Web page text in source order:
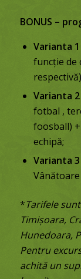
BONUS –
Varianta 1
funcție de
Varianta 2
fotbal ,
foosball)
echipă;
Varianta 3
*Tarifele
Timișoara,
Hunedoara,
Pentru
achită un